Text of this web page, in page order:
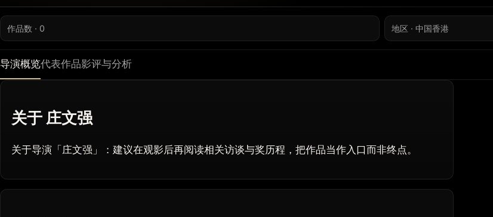
作品数 · 0 地区 · 中国香港
导演概览代表作品影评与分析
关于 庄文强
关于导演「庄文强」：建议在观影后再阅读相关访谈与奖历程，把作品当作入口而非终点。